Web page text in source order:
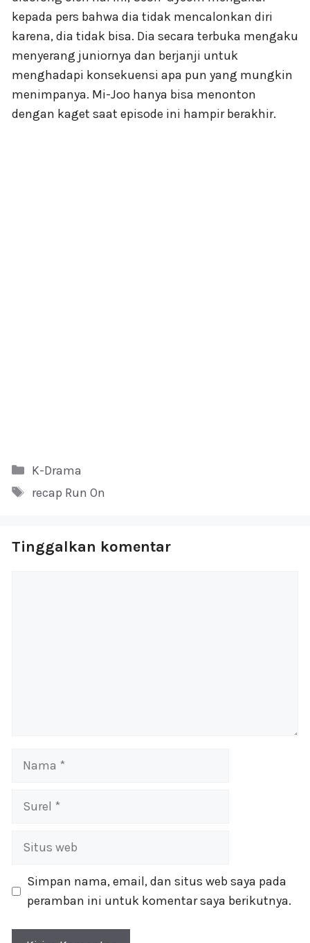
kepada pers bahwa dia tidak mencalonkan diri
karena, dia tidak bisa. Dia secara terbuka mengaku
menyerang juniornya dan berjanji untuk
menghadapi konsekuensi apa pun yang mungkin
menimpanya. Mi-Joo hanya bisa menonton
dengan kaget saat episode ini hampir berakhir.
Kategori
K-Drama
Tag
recap Run On
Tinggalkan komentar
Nama
Surel
Situs
Simpan nama, email, dan situs web saya pada
peramban ini untuk komentar saya berikutnya.